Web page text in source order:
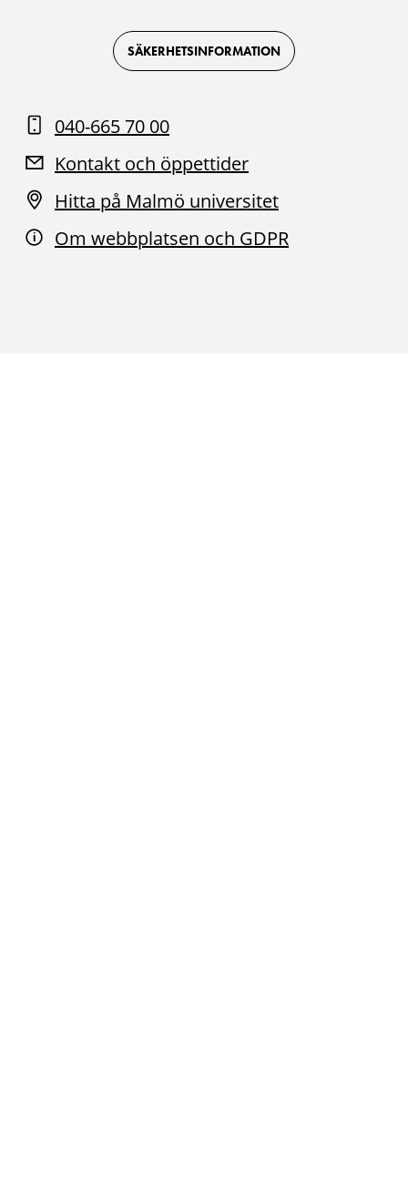
on
Facebook
on
Instagram
on
Youtube
SÄKERHETSINFORMATION
040-665 70 00
Kontakt och öppettider
Hitta på Malmö universitet
Om webbplatsen och GDPR